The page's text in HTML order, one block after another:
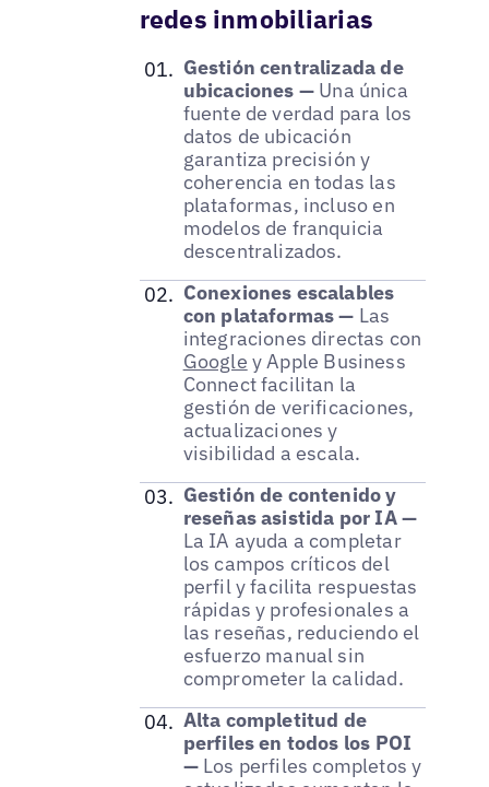
redes inmobiliarias
Gestión centralizada de
ubicaciones — Una única
fuente de verdad para los
datos de ubicación
garantiza precisión y
coherencia en todas las
plataformas, incluso en
modelos de franquicia
descentralizados.
Conexiones escalables
con plataformas — Las
integraciones directas con
Google y Apple Business
Connect facilitan la
gestión de verificaciones,
actualizaciones y
visibilidad a escala.
Gestión de contenido y
reseñas asistida por IA —
La IA ayuda a completar
los campos críticos del
perfil y facilita respuestas
rápidas y profesionales a
las reseñas, reduciendo el
esfuerzo manual sin
comprometer la calidad.
Alta completitud de
perfiles en todos los POI
— Los perfiles completos y